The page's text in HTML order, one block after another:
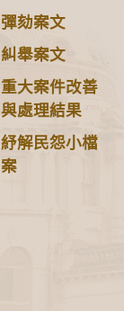
彈劾案文
糾舉案文
重大案件改善
與處理結果
紓解民怨小檔
案